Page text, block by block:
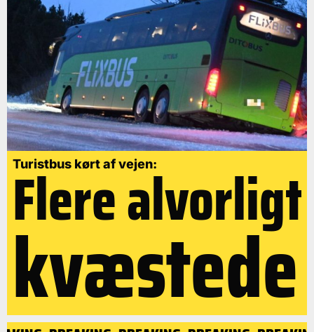
Turistbus kørt af vejen:
Flere alvorligt
kvæstede